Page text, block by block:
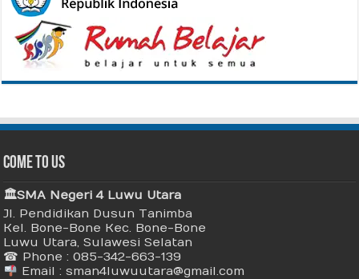
Come To Us
🏛 SMA Negeri 4 Luwu Utara
Jl. Pendidikan Dusun Tanimba
Kel. Bone-Bone Kec. Bone-Bone
Luwu Utara, Sulawesi Selatan
☎ Phone : 085-342-663-139
Email : sman4luwuutara@gmail.com